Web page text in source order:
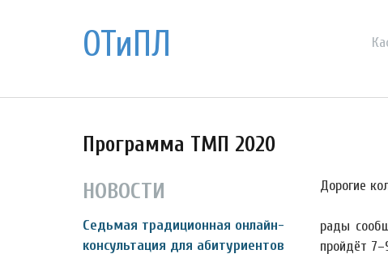
ОТиПЛ
Программа ТМП 2020
НОВОСТИ
Седьмая традиционная онлайн-
консультация для абитуриентов
Дорогие
рады
пройдёт